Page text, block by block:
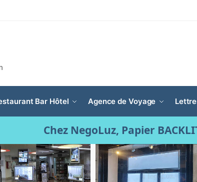
Bar Hôtel Agence de Voyage
Chez NegoLuz, Papier